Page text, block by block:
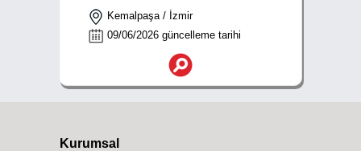
Kemalpaşa / İzmir
09/06/2026 güncelleme tarihi
Kurumsal